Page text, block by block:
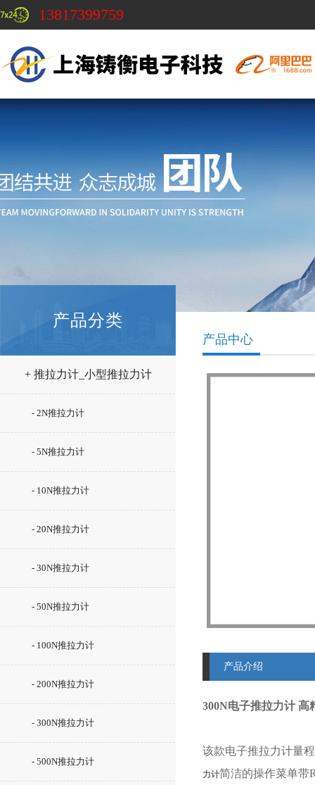
13817399759
产品分类
+ 推拉力计_小型推拉力计
- 2N推拉力计
- 5N推拉力计
- 10N推拉力计
- 20N推拉力计
- 30N推拉力计
- 50N推拉力计
- 100N推拉力计
- 200N推拉力计
- 300N推拉力计
- 500N推拉力计
产品中心
产品介绍
300N电子推拉力计 高
该款电子推拉力计量
力计简洁的操作菜单带